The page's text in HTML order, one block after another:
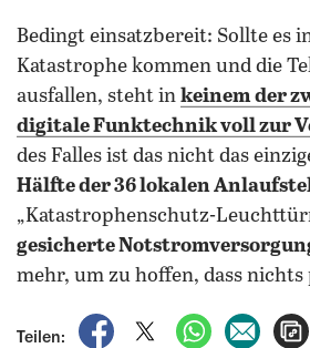
Bedingt einsatzbereit: Sollte es
Katastrophe kommen und die
ausfallen, steht in keinem der
digitale Funktechnik voll zur
des Falles ist das nicht das
Hälfte der 36 lokalen
„Katastrophenschutz-
gesicherte
mehr, um zu hoffen, dass nichts
Teilen:
auf Facebook teilen
auf X teilen
per per